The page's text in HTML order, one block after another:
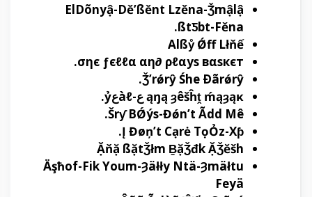
ElDõnyậ-Dě’ßěnt Lzěna-Ǯmậlậ
ßtƼbt-Fěna.
Alßẙ Ǿff Lłňế
σηє ƒєℓℓα αη∂ ρℓαуѕ вαѕкєт.
Ǯ’rǿrŷ Śhe Ðãrǿrŷ.
ąŋą ȝêšĥṱ ḿąȝąĸ ع-àℓعỷ.
Šrƴ BǾýs-Đǿn’t Ãdd Mê.
Į Đøņ’t Cạrė TọỎz-Xƥ.
Ặňặ ßặtǮłm ḆặǮđk ẶǮĕšh
Äşħof-Fik Youm-Ȝäłły Ntä-Ȝmäłtu
Feyä